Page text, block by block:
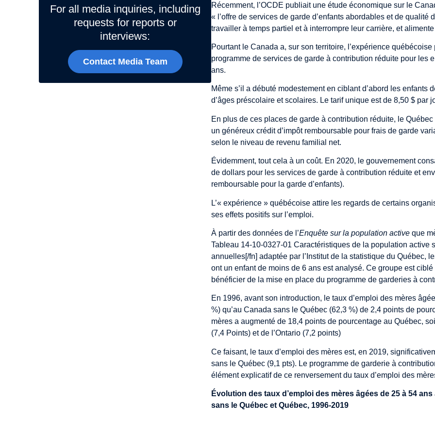
For all media inquiries, including
requests for reports or
interviews:
Contact Media Team
Récemment, l’OCDE publiait uneétude économique sur le
« l’offre de services de garde d’enfants abordables et de
travailler à temps partiel et à interrompre leur carrière, et
Pourtant le Canada a, sur son territoire, l’expérience
programme de services de garde à contribution réduite pour les
ans.
Même s’il a débuté modestement en ciblant d’abord les
d’âges préscolaire et scolaires. Le tarif unique est de 8,50 $ par
En plus de ces places de garde à contribution réduite, le
un généreux crédit d’impôt remboursable pour frais de garde
selon le niveau de revenu familial net.
Évidemment, tout cela à un coût. En 2020, le gouvernement
de dollars pour les services de garde à contribution réduite et
remboursable pour la garde d’enfants).
L’« expérience » québécoise attire les regards de certains
ses effets positifs sur l’emploi.
À partir des données de l’Enquête sur la population active que
Tableau 14-10-0327-01 Caractéristiques de la population
annuelles[/fn] adaptée par l’Institut de la statistique du Québec,
ont un enfant de moins de 6 ans est analysé. Ce groupe est
bénéficier de la mise en place du programme de garderies à
En 1996, avant son introduction, le taux d’emploi des mères
%) qu’au Canada sans le Québec (62,3 %) de 2,4 points de
mères a augmenté de 18,4 points de pourcentage au Québec,
(7,4 Points) et de l’Ontario (7,2 points)
Ce faisant, le taux d’emploi des mères est, en 2019,
sans le Québec (9,1 pts). Le programme de garderie à
élément explicatif de ce renversement du taux d’emploi des
Évolution des taux d’emploi des mères âgées de 25 à 54
sans le Québec et Québec, 1996-2019